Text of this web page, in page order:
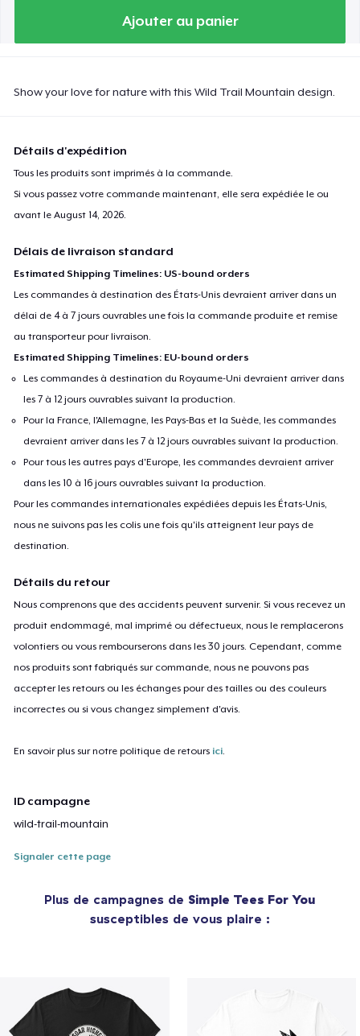
Ajouter au panier
Show your love for nature with this Wild Trail Mountain design.
Détails d'expédition
Tous les produits sont imprimés à la commande.
Si vous passez votre commande maintenant, elle sera expédiée le ou
avant leAugust 14, 2026
Délais de livraison standard
Estimated Shipping Timelines: US-bound orders
Les commandes à destination des États-Unis devraient arriver dans un
délai de 4 à 7 jours ouvrables une fois la commande produite et remise
au transporteur pour livraison.
Estimated Shipping Timelines: EU-bound orders
Les commandes à destination du Royaume-Uni devraient arriver dans
les 7 à 12 jours ouvrables suivant la production.
Pour la France, l'Allemagne, les Pays-Bas et la Suède, les commandes
devraient arriver dans les 7 à 12 jours ouvrables suivant la production.
Pour tous les autres pays d'Europe, les commandes devraient arriver
dans les 10 à 16 jours ouvrables suivant la production.
Pour les commandes internationales expédiées depuis les États-Unis,
nous ne suivons pas les colis une fois qu'ils atteignent leur pays de
destination.
Détails du retour
Nous comprenons que des accidents peuvent survenir. Si vous recevez un
produit endommagé, mal imprimé ou défectueux, nous le remplacerons
volontiers ou vous rembourserons dans les 30 jours. Cependant, comme
nos produits sont fabriqués sur commande, nous ne pouvons pas
accepter les retours ou les échanges pour des tailles ou des couleurs
incorrectes ou si vous changez simplement d'avis.
En savoir plus sur notre politique de retours ici
ID campagne
wild-trail-mountain
Signaler cette page
Plus de campagnes de Simple Tees For You
susceptibles de vous plaire :